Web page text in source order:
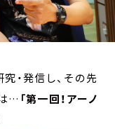
・発信し、その先
… 「第一回！アーノ